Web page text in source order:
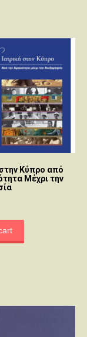
στην Κύπρο από
Μέχρι την